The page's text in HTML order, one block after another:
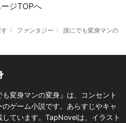
ジTOPへ
ファンタジー
誰にでも変身マンの
変身マンの変身』は、コンセント
ゲーム小説です。あらすじやキャ
ています。TapNovelは、イラスト